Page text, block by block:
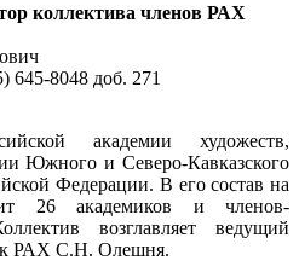
коллектива членов РАХ
645-8048 доб. 271
академии художеств,
Южного и Северо-Кавказского
Федерации. В его состав на
26 академиков и членов-
возглавляет ведущий
РАХ С.Н. Олешня.